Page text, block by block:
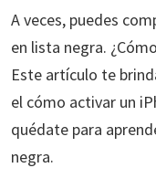
A veces, puedes
en lista negra.
Este artículo te
el cómo activar un
quédate para
negra.